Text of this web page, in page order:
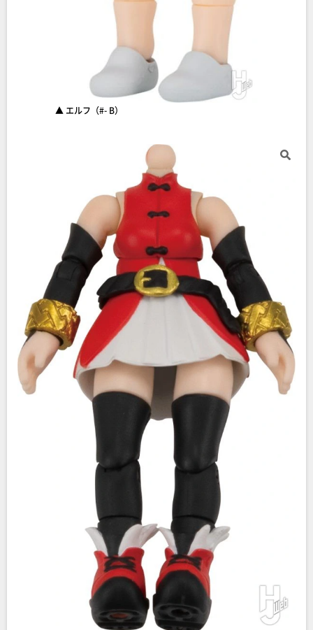
▲ エルフ（#- B）